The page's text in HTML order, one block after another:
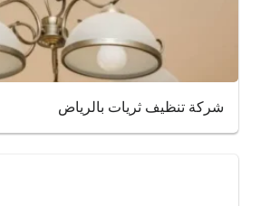
شركة تنظيف ثريات بالرياض